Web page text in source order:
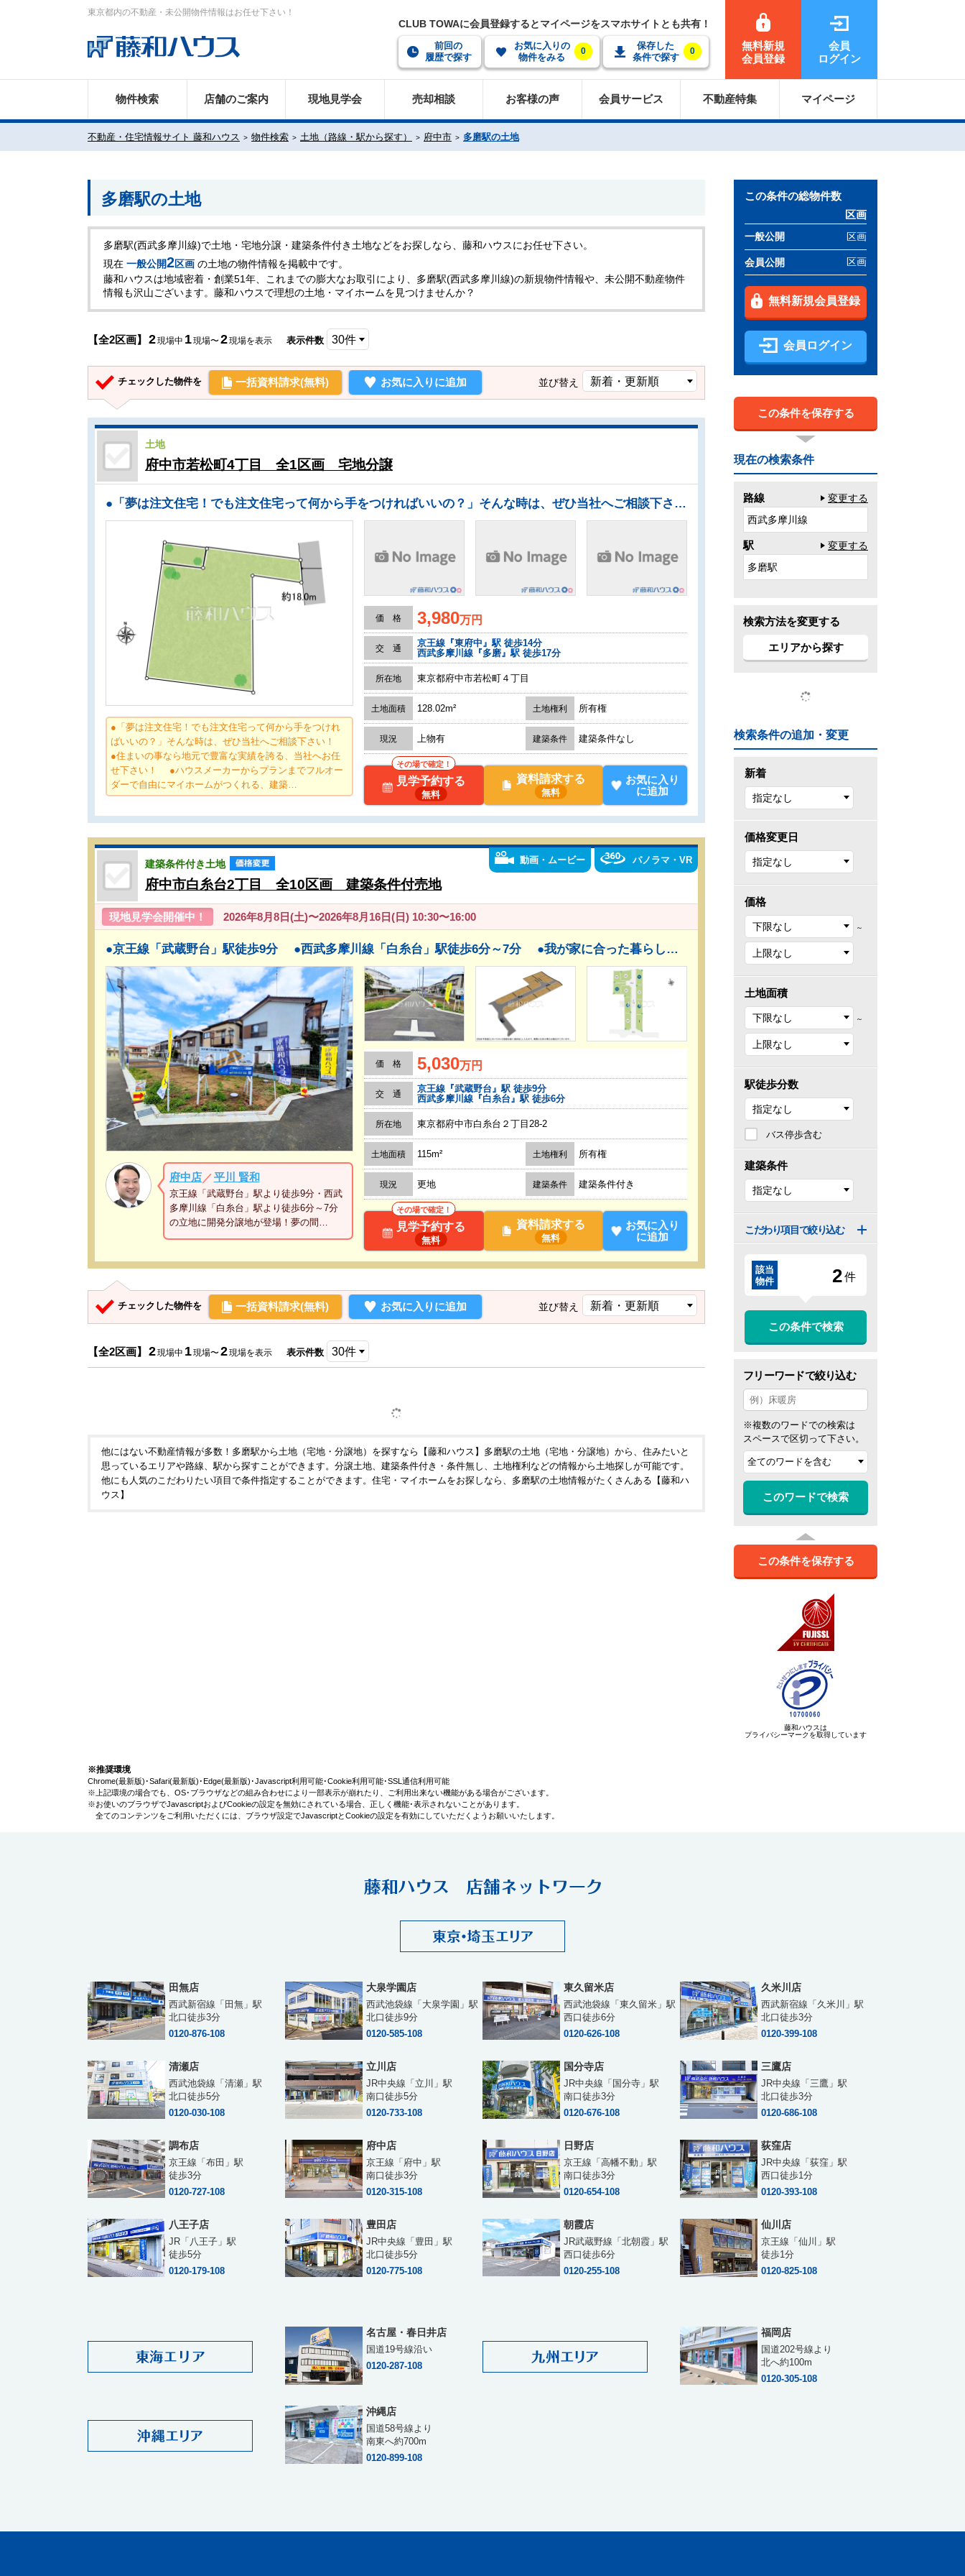
東京都内の不動産・未公開物件情報はお任せ下さい！
CLUB TOWAに会員登録するとマイページをスマホサイトとも共有！
前回の
履歴で探す
お気に入りの
物件をみる
0
保存した
条件で探す
0
無料新規
会員登録
会員
ログイン
物件検索 店舗のご案内 現地見学会 売却相談 お客様の声 会員サービス 不動産特集 マイページ
不動産・住宅情報サイト 藤和ハウス 物件検索 土地（路線・駅から探す） 府中市 多磨駅の土地
多磨駅の土地
多磨駅(西武多摩川線)で土地・宅地分譲・建築条件付き土地などをお探しなら、藤和ハウスにお任せ下さい。
現在 一般公開2区画 の土地の物件情報を掲載中です。
藤和ハウスは地域密着・創業51年、これまでの膨大なお取引により、多磨駅(西武多摩川線)の新規物件情報や、未公開不動産物件
情報も沢山ございます。藤和ハウスで理想の土地・マイホームを見つけませんか？
【全2区画】 2現場中 1現場〜2現場を表示 表示件数
チェックした物件を 一括資料請求(無料) お気に入りに追加 並び替え
土地
府中市若松町4丁目 全1区画 宅地分譲
●「夢は注文住宅！でも注文住宅って何から手をつければいいの？」そんな時は、ぜひ当社へご相談下さい！ ●住まいの事なら地元で豊富な実績を誇る、当社へお任せ下さい！ ●ハウスメーカーからプランまでフルオーダーで自由にマイホームがつくれる、建築条件のない宅地分譲 ●約41.00坪のゆとりある敷地ですので、広いお庭も確保できそうですね。
●「夢は注文住宅！でも注文住宅って何から手をつけれ
ばいいの？」そんな時は、ぜひ当社へご相談下さい！
●住まいの事なら地元で豊富な実績を誇る、当社へお任
せ下さい！ ●ハウスメーカーからプランまでフルオー
ダーで自由にマイホームがつくれる、建築…
価 格 3,980万円
交 通
京王線『東府中』駅 徒歩14分
西武多摩川線『多磨』駅 徒歩17分
所在地 東京都府中市若松町４丁目
土地面積 128.02m² 土地権利 所有権
現況 上物有 建築条件 建築条件なし
その場で確定！
見学予約する
無料
資料請求する
無料
お気に入り
に追加
動画・ムービー パノラマ・VR
建築条件付き土地
府中市白糸台2丁目 全10区画 建築条件付売地
現地見学会開催中！ 2026年8月8日(土)〜2026年8月16日(日) 10:30〜16:00
●京王線「武蔵野台」駅徒歩9分 ●西武多摩川線「白糸台」駅徒歩6分～7分 ●我が家に合った暮らしを追及できるフリープランの建築条件付き土地で、夢のマイホームを建築してみませんか？ ●セミオーダー型住宅のご提案です。「こんな部屋を作りたい」「こんな風に暮らしたい」というお客様の夢をぜひお聞かせください。
府中店／平川 賢和
京王線「武蔵野台」駅より徒歩9分・西武
多摩川線「白糸台」駅より徒歩6分～7分
の立地に開発分譲地が登場！夢の間…
価 格 5,030万円
交 通
京王線『武蔵野台』駅 徒歩9分
西武多摩川線『白糸台』駅 徒歩6分
所在地 東京都府中市白糸台２丁目28‐2
土地面積 115m² 土地権利 所有権
現況 更地 建築条件 建築条件付き
その場で確定！
見学予約する
無料
資料請求する
無料
お気に入り
に追加
チェックした物件を 一括資料請求(無料) お気に入りに追加 並び替え
【全2区画】 2現場中 1現場〜2現場を表示 表示件数
他にはない不動産情報が多数！多磨駅から土地（宅地・分譲地）を探すなら【藤和ハウス】多磨駅の土地（宅地・分譲地）から、住みたいと
思っているエリアや路線、駅から探すことができます。分譲土地、建築条件付き・条件無し、土地権利などの情報から土地探しが可能です。
他にも人気のこだわりたい項目で条件指定することができます。住宅・マイホームをお探しなら、多磨駅の土地情報がたくさんある【藤和ハ
ウス】
この条件の総物件数
区画
一般公開 区画
会員公開 区画
無料新規会員登録
会員ログイン
この条件を保存する
現在の検索条件
路線
変更する
西武多摩川線
駅
変更する
多磨駅
検索方法を変更する
エリアから探す
検索条件の追加・変更
新着
価格変更日
価格
～
土地面積
～
駅徒歩分数
バス停歩含む
建築条件
こだわり項目で絞り込む
該当
物件
2件
この条件で検索
フリーワードで絞り込む
※複数のワードでの検索は
スペースで区切って下さい。
このワードで検索
この条件を保存する
藤和ハウスは
プライバシーマークを取得しています
※推奨環境
Chrome(最新版)･Safari(最新版)･Edge(最新版)･Javascript利用可能･Cookie利用可能･SSL通信利用可能
※上記環境の場合でも、OS･ブラウザなどの組み合わせにより一部表示が崩れたり、ご利用出来ない機能がある場合がございます。
※お使いのブラウザでJavascriptおよびCookieの設定を無効にされている場合、正しく機能･表示されないことがあります。
全てのコンテンツをご利用いただくには、ブラウザ設定でJavascriptとCookieの設定を有効にしていただくようお願いいたします。
田無店
西武新宿線「田無」駅
北口徒歩3分
0120-876-108
大泉学園店
西武池袋線「大泉学園」駅
北口徒歩9分
0120-585-108
東久留米店
西武池袋線「東久留米」駅
西口徒歩6分
0120-626-108
久米川店
西武新宿線「久米川」駅
北口徒歩3分
0120-399-108
清瀬店
西武池袋線「清瀬」駅
北口徒歩5分
0120-030-108
立川店
JR中央線「立川」駅
南口徒歩5分
0120-733-108
国分寺店
JR中央線「国分寺」駅
南口徒歩3分
0120-676-108
三鷹店
JR中央線「三鷹」駅
北口徒歩3分
0120-686-108
調布店
京王線「布田」駅
徒歩3分
0120-727-108
府中店
京王線「府中」駅
南口徒歩3分
0120-315-108
日野店
京王線「高幡不動」駅
南口徒歩3分
0120-654-108
荻窪店
JR中央線「荻窪」駅
西口徒歩1分
0120-393-108
八王子店
JR「八王子」駅
徒歩5分
0120-179-108
豊田店
JR中央線「豊田」駅
北口徒歩5分
0120-775-108
朝霞店
JR武蔵野線「北朝霞」駅
西口徒歩6分
0120-255-108
仙川店
京王線「仙川」駅
徒歩1分
0120-825-108
名古屋・春日井店
国道19号線沿い
0120-287-108
福岡店
国道202号線より
北へ約100m
0120-305-108
沖縄店
国道58号線より
南東へ約700m
0120-899-108